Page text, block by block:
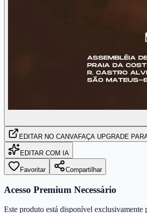
EDITAR NO CANVAFAÇA UPGRADE
EDITAR COM IA
Favoritar Compartilhar
Acesso Premium Necessário
Este produto está disponível exclusivamente